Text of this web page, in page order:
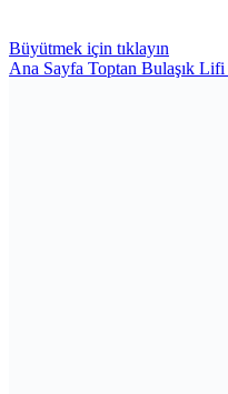
Büyütmek için tıklayın
Ana Sayfa Toptan Bulaşık Lifi